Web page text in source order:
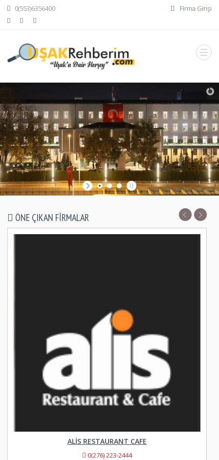
0(553)6356400 Firma Girişi
GOOGLE ÜZERINDE SIZDE GÖRÜNÜR HALE GELIN.
SIRALAMADAKI YERINIZI ALIN
ÖNE ÇIKAN FIRMALAR
ALIS RESTAURANT CAFE
0(276) 223-2444